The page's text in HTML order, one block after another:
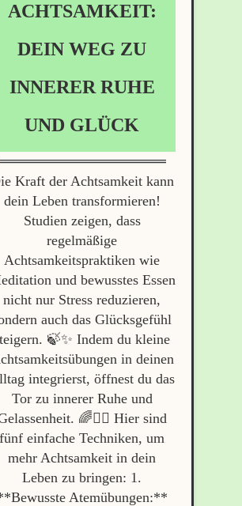
ACHTSAMKEIT:
DEIN WEG ZU
INNERER RUHE
UND GLÜCK
Kraft der Achtsamkeit kann
dein Leben transformieren!
Studien zeigen, dass
regelmäßige
Achtsamkeitspraktiken wie
und bewusstes Essen
nicht nur Stress reduzieren,
auch das Glücksgefühl
🍃✨ Indem du kleine
in deinen
integrierst, öffnest du das
Tor zu innerer Ruhe und
🌈🧘‍♀️ Hier sind
fünf einfache Techniken, um
mehr Achtsamkeit in dein
Leben zu bringen: 1.
Atemübungen:**